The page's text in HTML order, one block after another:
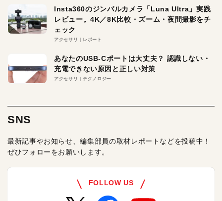
Insta360のジンバルカメラ「Luna Ultra」実践
レビュー。4K／8K比較・ズーム・夜間撮影をチ
ェック
アクセサリ レポート
あなたのUSB-Cポートは大丈夫？ 認識しない・
充電できない原因と正しい対策
アクセサリ テクノロジー
SNS
最新記事やお知らせ、編集部員の取材レポートなどを投稿中！
ぜひフォローをお願いします。
FOLLOW US